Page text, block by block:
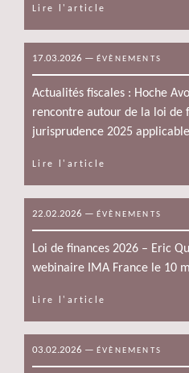
Lire l'article
17.03.2026 — ÉVÈNEMENTS
Actualités fiscales : Hoche
rencontre autour de la loi de
jurisprudence 2025
Lire l'article
22.02.2026 — ÉVÈNEMENTS
Loi de finances 2026 – Eric
webinaire IMA France le 10
Lire l'article
03.02.2026 — ÉVÈNEMENTS